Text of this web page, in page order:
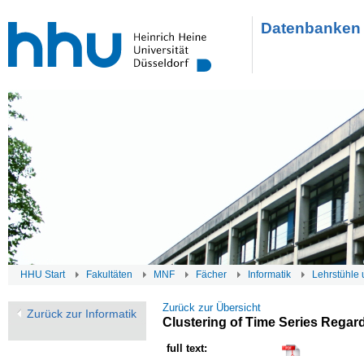
HHU Start Fakultäten MNF Fächer Informatik Lehrstühle
Zurück zur Informatik Zurück zur Übersicht
Clustering of Time Series
full text: